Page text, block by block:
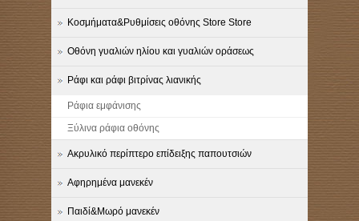
Κοσμήματα&Ρυθμίσεις οθόνης Store Store
Οθόνη γυαλιών ηλίου και γυαλιών οράσεως
Ράφι και ράφι βιτρίνας λιανικής
Ράφια εμφάνισης
Ξύλινα ράφια οθόνης
Ακρυλικό περίπτερο επίδειξης παπουτσιών
Αφηρημένα μανεκέν
Παιδί&Μωρό μανεκέν